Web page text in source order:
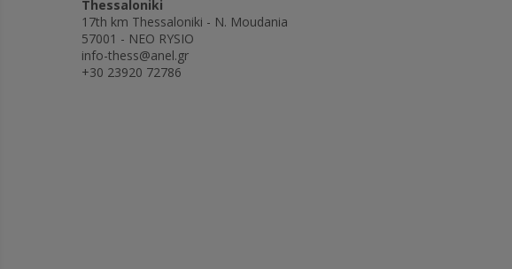
Thessaloniki
17th km Thessaloniki - N. Moudania
57001 - NEO RYSIO
info-thess@anel.gr
+30 23920 72786